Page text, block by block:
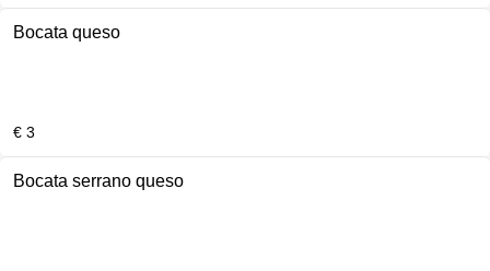
Bocata queso
€ 3
Bocata serrano queso